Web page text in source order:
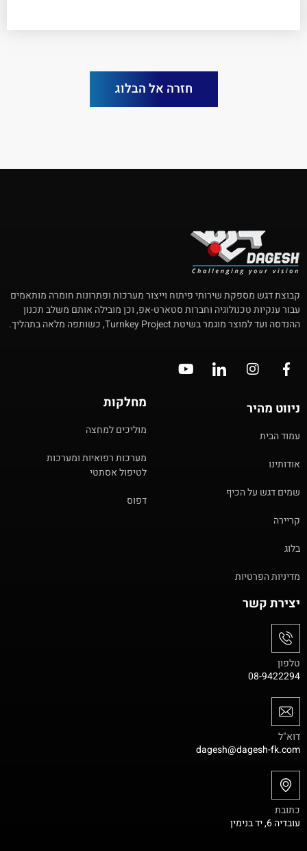
חזרה אל הבלוג
קבוצת דגש מספקת שירותי פיתוח וייצור מערכות ופתרונות חומרה מותאמים
עבור ענקיות טכנולוגיה וחברות סטארט-אפ, וכן מובילה אותם משלב תכנון
ההנדסה ועד למוצר מוגמר בשיטת Turnkey Project, כשותפה מלאה בתהליך.
ניווט מהיר
עמוד הבית
אודותינו
שמים דגש על הכיף
קריירה
בלוג
מדיניות הפרטיות
מחלקות
מוליכים למחצה
מערכות רפואיות ומערכות
לטיפול אסתטי
דפוס
יצירת קשר
טלפון
08-9422294
דוא"ל
dagesh@dagesh-fk.com
כתובת
עובדיה 6, יד בנימין